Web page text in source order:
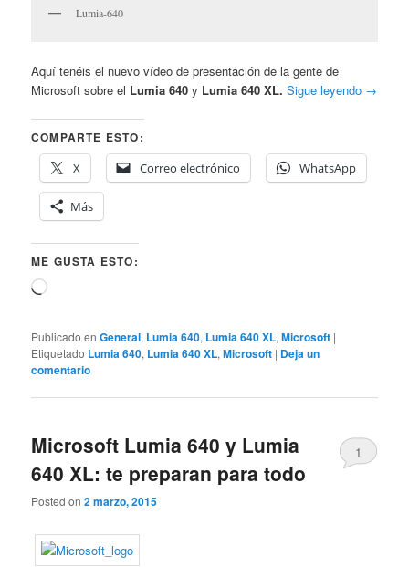
Lumia-640
Aquí tenéis el nuevo vídeo de presentación de la gente de
Microsoft sobre el Lumia 640 y Lumia 640 XL. Sigue leyendo →
COMPARTE ESTO:
X
Correo electrónico WhatsApp
Más
ME GUSTA ESTO:
Cargando...
Publicado en General, Lumia 640, Lumia 640 XL,Microsoft |
Etiquetado Lumia 640, Lumia 640 XL,Microsoft | Deja un
comentario
Microsoft Lumia 640 y Lumia
640 XL: te preparan para todo
Posted on2 marzo, 2015
1